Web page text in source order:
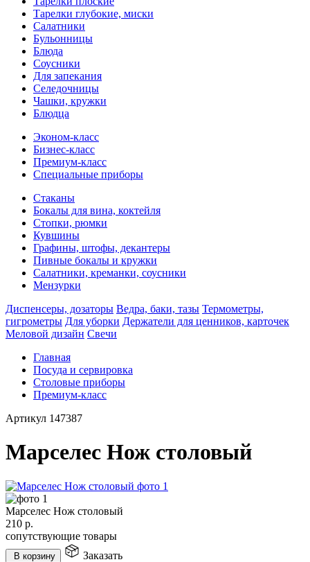
Тарелки глубокие, миски
Салатники
Бульонницы
Блюда
Соусники
Для запекания
Селедочницы
Чашки, кружки
Блюдца
Эконом-класс
Бизнес-класс
Премиум-класс
Специальные приборы
Стаканы
Бокалы для вина, коктейля
Стопки, рюмки
Кувшины
Графины, штофы, декантеры
Пивные бокалы и кружки
Салатники, креманки, соусники
Мензурки
Диспенсеры, дозаторы Ведра, баки, тазы Термометры,
гигрометры Для уборки Держатели для ценников, карточек
Меловой дизайн Свечи
Главная
Посуда и сервировка
Столовые приборы
Премиум-класс
Артикул 147387
Марселес Нож столовый
Марселес Нож столовый
210 р.
сопутствующие товары
В корзину
Заказать